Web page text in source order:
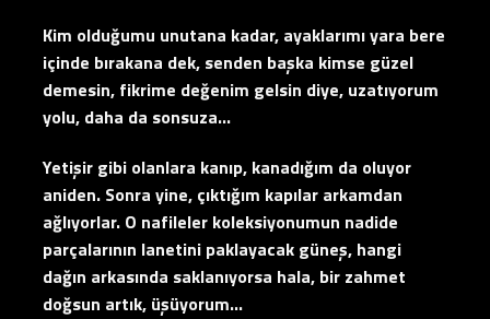
Kim olduğumu unutana kadar, ayaklarımı yara bere
içinde bırakana dek, senden başka kimse güzel
demesin, fikrime değenim gelsin diye, uzatıyorum
yolu, daha da sonsuza…
Yetişir gibi olanlara kanıp, kanadığım da oluyor
aniden. Sonra yine, çıktığım kapılar arkamdan
ağlıyorlar. O nafileler koleksiyonumun nadide
parçalarının lanetini paklayacak güneş, hangi
dağın arkasında saklanıyorsa hala, bir zahmet
doğsun artık, üşüyorum…